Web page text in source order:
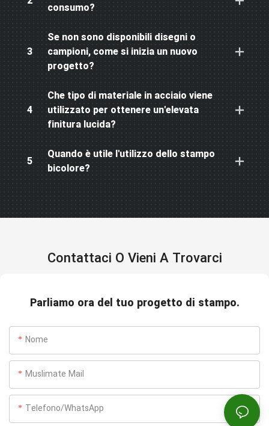
consumo?
3
Se non sono disponibili disegni o
campioni, come si inizia un nuovo
progetto?
4
Che tipo di materiale in acciaio viene
utilizzato per ottenere un'elevata
finitura lucida?
5
Quando è utile l'utilizzo dello stampo
bicolore?
Contattaci O Vieni A Trovarci
Parliamo ora del tuo progetto di stampo.
Nome
Muslimate Mail
Telefono/WhatsApp